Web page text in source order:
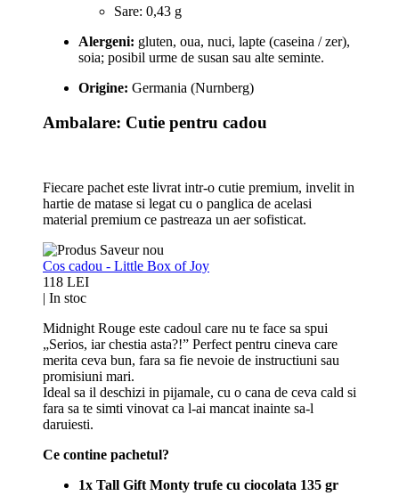
Sare: 0,43 g
Alergeni: gluten, oua, nuci, lapte (caseina / zer),
soia; posibil urme de susan sau alte seminte.
Origine: Germania (Nurnberg)
Ambalare: Cutie pentru cadou
Fiecare pachet este livrat intr-o cutie premium, invelit in
hartie de matase si legat cu o panglica de acelasi
material premium ce pastreaza un aer sofisticat.
Cos cadou - Little Box of Joy
118 LEI
| In stoc
Midnight Rouge este cadoul care nu te face sa spui
„Serios, iar chestia asta?!” Perfect pentru cineva care
merita ceva bun, fara sa fie nevoie de instructiuni sau
promisiuni mari.
Ideal sa il deschizi in pijamale, cu o cana de ceva cald si
fara sa te simti vinovat ca l-ai mancat inainte sa-l
daruiesti.
Ce contine pachetul?
1x Tall Gift Monty trufe cu ciocolata 135 gr